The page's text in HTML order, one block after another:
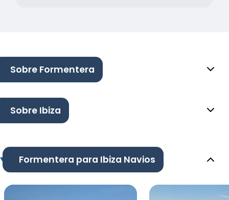
Sobre Formentera
Sobre Ibiza
Formentera para Ibiza Navios